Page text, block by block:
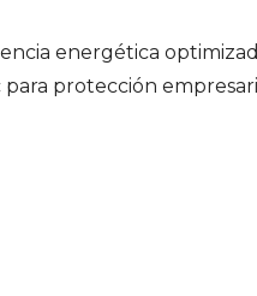
energética
protección